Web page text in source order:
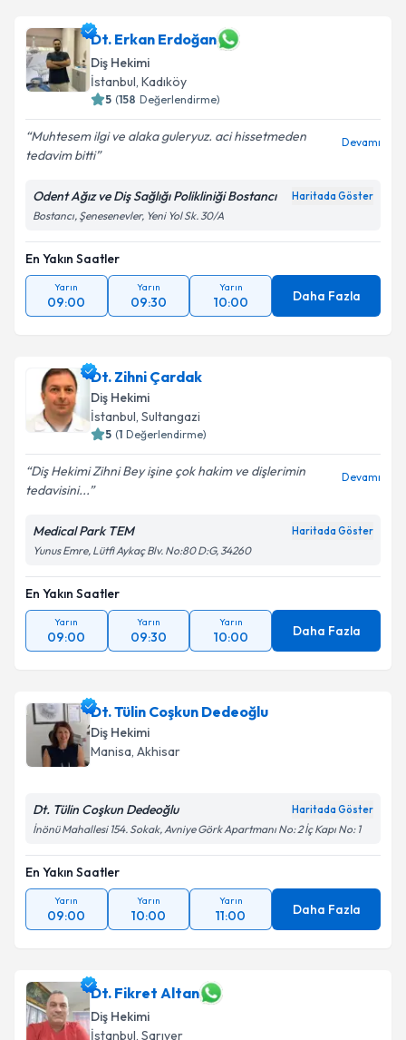
Dt. Erkan Erdoğan
Diş Hekimi
İstanbul, Kadıköy
5 (158 Değerlendirme)
Muhtesem ilgi ve alaka guleryuz. aci hissetmeden
tedavim bitti
Devamı
Odent Ağız ve Diş Sağlığı Polikliniği Bostancı Haritada Göster
Bostancı, Şenesenevler, Yeni Yol Sk. 30/A
En Yakın Saatler
Yarın
09:00
Yarın
09:30
Yarın
10:00 Daha Fazla
Dt. Zihni Çardak
Diş Hekimi
İstanbul, Sultangazi
5 (1 Değerlendirme)
Diş Hekimi Zihni Bey işine çok hakim ve dişlerimin
tedavisini...
Devamı
Medical Park TEM Haritada Göster
Yunus Emre, Lütfi Aykaç Blv. No:80 D:G, 34260
En Yakın Saatler
Yarın
09:00
Yarın
09:30
Yarın
10:00 Daha Fazla
Dt. Tülin Coşkun Dedeoğlu
Diş Hekimi
Manisa, Akhisar
Dt. Tülin Coşkun Dedeoğlu Haritada Göster
İnönü Mahallesi 154. Sokak, Avniye Görk Apartmanı No: 2 İç Kapı No: 1
En Yakın Saatler
Yarın
09:00
Yarın
10:00
Yarın
11:00 Daha Fazla
Dt. Fikret Altan
Diş Hekimi
İstanbul, Sarıyer